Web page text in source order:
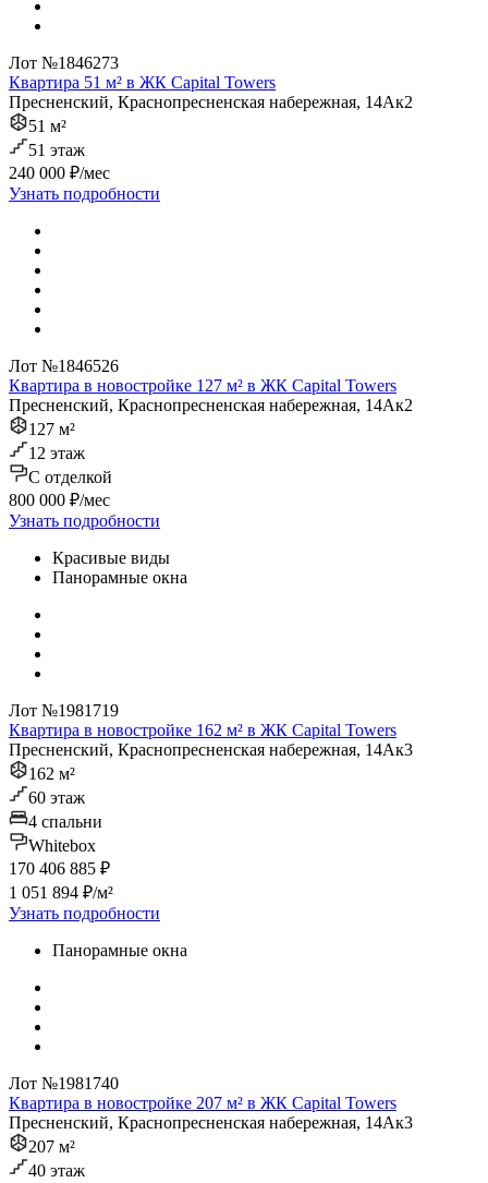
Лот №1846273
Квартира 51 м² в ЖК Capital Towers
Пресненский, Краснопресненская набережная, 14Ак2
51 м²
51 этаж
240 000 ₽/мес
Узнать подробности
Лот №1846526
Квартира в новостройке 127 м² в ЖК Capital Towers
Пресненский, Краснопресненская набережная, 14Ак2
127 м²
12 этаж
C отделкой
800 000 ₽/мес
Узнать подробности
Красивые виды
Панорамные окна
Лот №1981719
Квартира в новостройке 162 м² в ЖК Capital Towers
Пресненский, Краснопресненская набережная, 14Ак3
162 м²
60 этаж
4 спальни
Whitebox
170 406 885 ₽
1 051 894 ₽/м²
Узнать подробности
Панорамные окна
Лот №1981740
Квартира в новостройке 207 м² в ЖК Capital Towers
Пресненский, Краснопресненская набережная, 14Ак3
207 м²
40 этаж